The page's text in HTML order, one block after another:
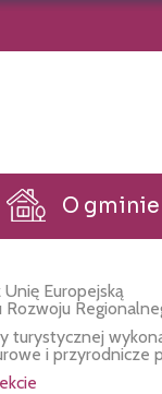
O gminie
Europejską
Rozwoju
turystycznej
i przyrodnicze